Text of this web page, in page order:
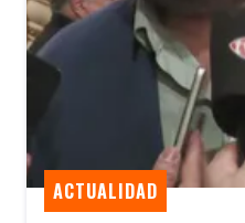
ACTUALIDAD